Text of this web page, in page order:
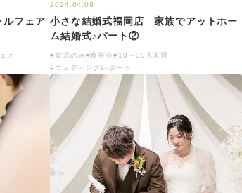
フェア
ア
2024.04.09
小さな結婚式福岡店 家族でアットホー
ム結婚式♪パート②
#挙式のみ#食事会#10～30人未満
#ウェディングレポート